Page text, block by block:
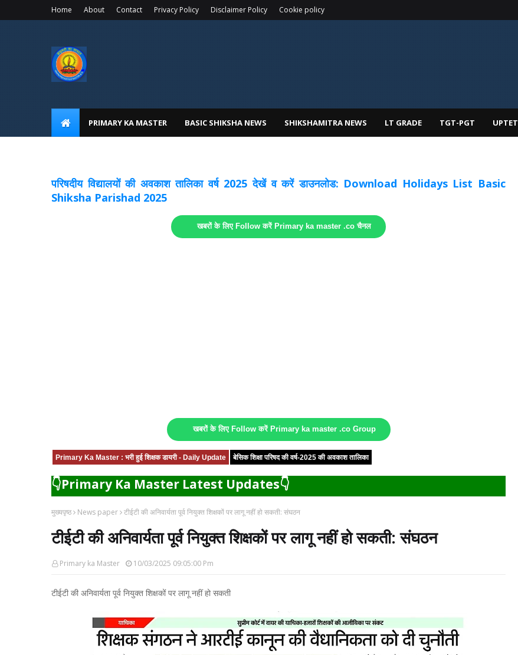
Home About Contact Privacy Policy Disclaimer Policy Cookie policy
PRIMARY KA MASTER BASIC SHIKSHA NEWS SHIKSHAMITRA NEWS LT GRADE TGT-PGT UPTET
परिषदीय विद्यालयों की अवकाश तालिका वर्ष 2025 देखें व करें डाउनलोड: Download Holidays List Basic
Shiksha Parishad 2025
खबरों के लिए Follow करें Primary ka master .co चैनल
खबरों के लिए Follow करें Primary ka master .co Group
Primary Ka Master : भरी हुई शिक्षक डायरी - Daily Update बेसिक शिक्षा परिषद की वर्ष-2025 की अवकाश तालिका
👇Primary Ka Master Latest Updates👇
मुख्यपृष्ठ News paper टीईटी की अनिवार्यता पूर्व नियुक्त शिक्षकों पर लागू नहीं हो सकती: संघठन
टीईटी की अनिवार्यता पूर्व नियुक्त शिक्षकों पर लागू नहीं हो सकती: संघठन
Primary ka Master 10/03/2025 09:05:00 Pm
टीईटी की अनिवार्यता पूर्व नियुक्त शिक्षकों पर लागू नहीं हो सकती